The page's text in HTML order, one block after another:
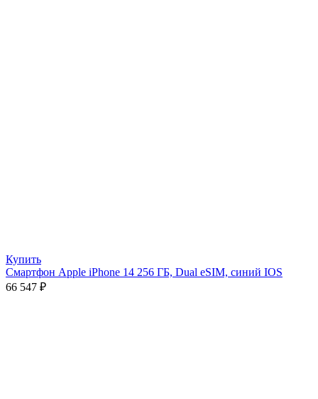
Купить
Смартфон Apple iPhone 14 256 ГБ, Dual eSIM, синий IOS
66 547 ₽